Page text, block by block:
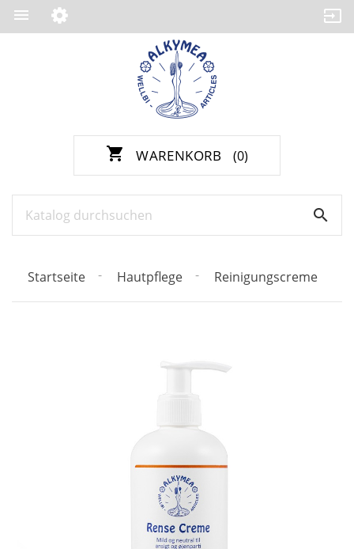

shopping_cart WARENKORB (0)

Startseite Hautpflege Reinigungscreme